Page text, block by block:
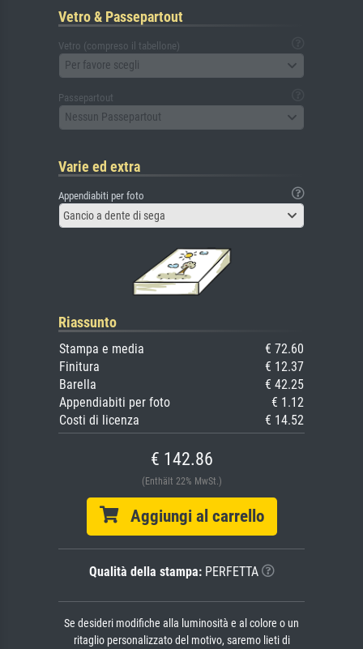
Vetro & Passepartout
Vetro (compreso il tabellone)
Per favore scegli
Passepartout
Nessun Passepartout
Varie ed extra
Appendiabiti per foto
Gancio a dente di sega
Riassunto
Stampa e media
€ 72.60
Finitura
€ 12.37
Barella
€ 42.25
Appendiabiti per foto
€ 1.12
Costi di licenza
€ 14.52
€ 142.86
(Enthält 22% MwSt.)
Aggiungi al carrello
Qualità della stampa:PERFETTA
Se desideri modifiche alla luminosità e al colore o un
ritaglio personalizzato del motivo, saremo lieti di